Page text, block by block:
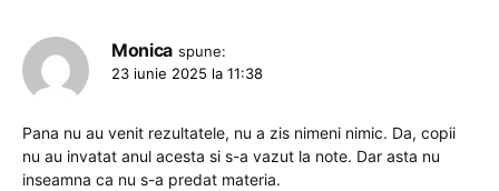
Monica spune:
23 iunie 2025 la 11:38
Pana nu au venit rezultatele, nu a zis nimeni nimic. Da, copii
nu au invatat anul acesta si s-a vazut la note. Dar asta nu
inseamna ca nu s-a predat materia.